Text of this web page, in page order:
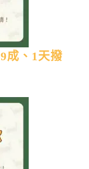
成、1天撥